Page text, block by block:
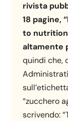
rivista
18 pagine,
to
altamente
quindi che,
“zucchero
scrivendo: